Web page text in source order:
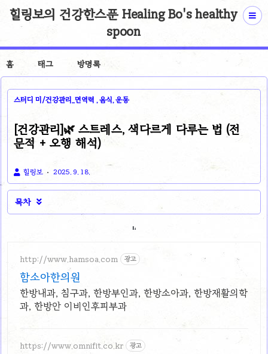
힐링보의 건강한스푼 Healing Bo's healthy
spoon
홈 태그 방명록
스터디 미/건강관리_면역력 , 음식, 운동
[건강관리]🌿 스트레스, 색다르게 다루는 법 (전
문적 + 오행 해석)
힐링보 2025. 9. 18.
목차 
http://www.hamsoa.com 광고
함소아한의원
한방내과, 침구과, 한방부인과, 한방소아과, 한방재활의학
과, 한방안 이비인후피부과
https://www.omnifit.co.kr 광고